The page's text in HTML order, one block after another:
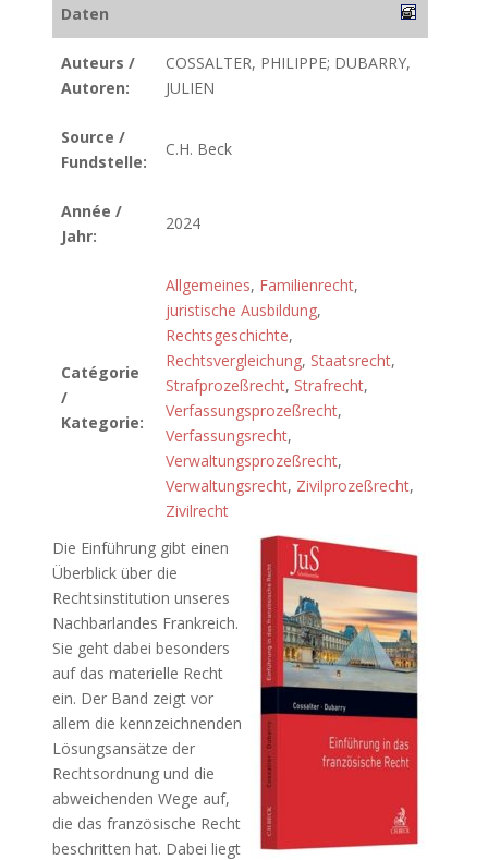
Daten
Auteurs /
Autoren:
COSSALTER, PHILIPPE; DUBARRY,
JULIEN
Source /
Fundstelle:
C.H. Beck
Année /
Jahr:
2024
Catégorie
/
Kategorie:
Allgemeines, Familienrecht,
juristische Ausbildung,
Rechtsgeschichte,
Rechtsvergleichung, Staatsrecht,
Strafprozeßrecht, Strafrecht,
Verfassungsprozeßrecht,
Verfassungsrecht,
Verwaltungsprozeßrecht,
Verwaltungsrecht, Zivilprozeßrecht,
Zivilrecht
Die Einführung gibt einen
Überblick über die
Rechtsinstitution unseres
Nachbarlandes Frankreich.
Sie geht dabei besonders
auf das materielle Recht
ein. Der Band zeigt vor
allem die kennzeichnenden
Lösungsansätze der
Rechtsordnung und die
abweichenden Wege auf,
die das französische Recht
beschritten hat. Dabei liegt